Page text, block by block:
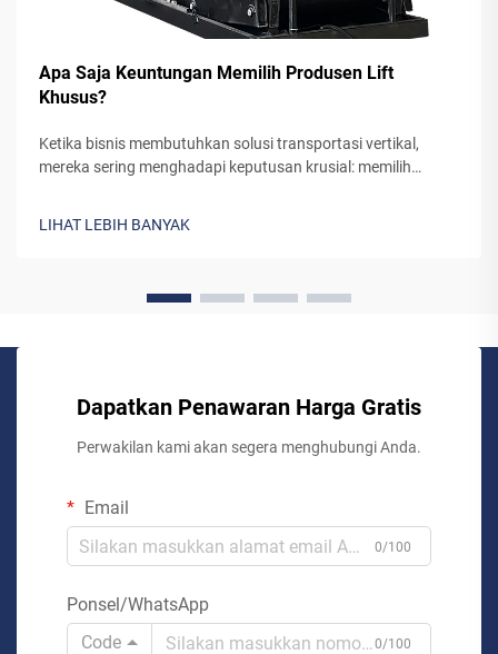
Apa Saja Keuntungan Memilih Produsen Lift
Khusus?
Ketika bisnis membutuhkan solusi transportasi vertikal,
mereka sering menghadapi keputusan krusial: memilih
LIHAT LEBIH BANYAK
Dapatkan Penawaran Harga Gratis
Perwakilan kami akan segera menghubungi Anda.
Email
0/100
Ponsel/WhatsApp
Code
0/100